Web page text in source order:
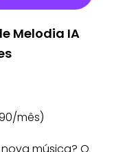
Melodia IA
mês)
música? O